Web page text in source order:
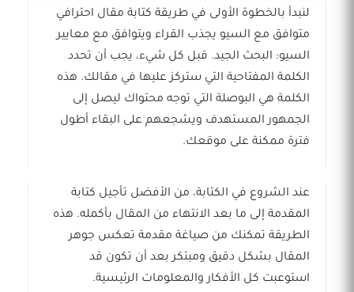
لنبدأ بالخطوة الأولى في طريقة كتابة مقال احترافي
متوافق مع السيو يجذب القراء ويتوافق مع معايير
السيو: البحث الجيد. قبل كل شيء، يجب أن تحدد
الكلمة المفتاحية التي ستركز عليها في مقالك. هذه
الكلمة هي البوصلة التي توجه محتواك ليصل إلى
الجمهور المستهدف ويشجعهم على البقاء أطول
فترة ممكنة على موقعك.
عند الشروع في الكتابة، من الأفضل تأجيل كتابة
المقدمة إلى ما بعد الانتهاء من المقال بأكمله. هذه
الطريقة تمكنك من صياغة مقدمة تعكس جوهر
المقال بشكل دقيق ومبتكر بعد أن تكون قد
استوعبت كل الأفكار والمعلومات الرئيسية.